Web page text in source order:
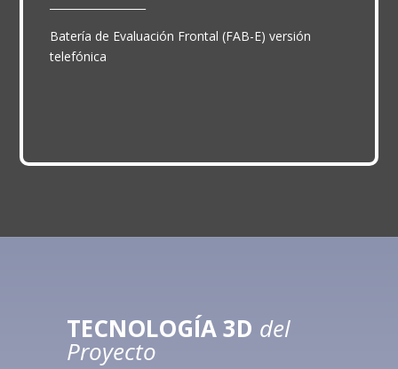
Batería de Evaluación Frontal (FAB-E) versión
telefónica
TECNOLOGÍA 3D del
Proyecto